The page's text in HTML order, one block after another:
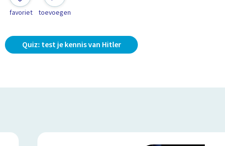
favoriet toevoegen
Quiz: test je kennis van Hitler